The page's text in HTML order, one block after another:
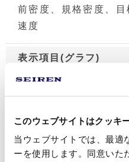
このウェブサイトはクッキ
当ウェブサイトでは、最適
ーを使用します。同意いた
前密度、規格密度、
速度
表示項目(グラフ)
設定項目
自動運転時：前基準